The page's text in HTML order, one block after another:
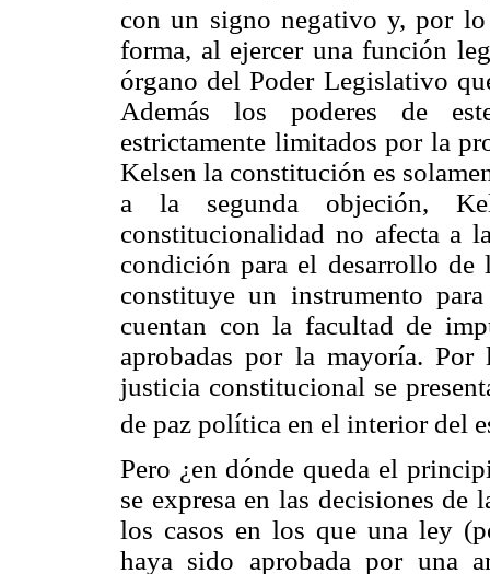
con un signo negativo y, por
forma, al ejercer una función
órgano del Poder Legislativo
Además los poderes de
estrictamente limitados por la
Kelsen la constitución es
a la segunda objeción,
constitucionalidad no afecta a
condición para el desarrollo de
constituye un instrumento
cuentan con la facultad de
aprobadas por la mayoría.
justicia constitucional se
de paz política en el interior del
Pero ¿en dónde queda el
se expresa en las decisiones de
los casos en los que una ley
haya sido aprobada por una